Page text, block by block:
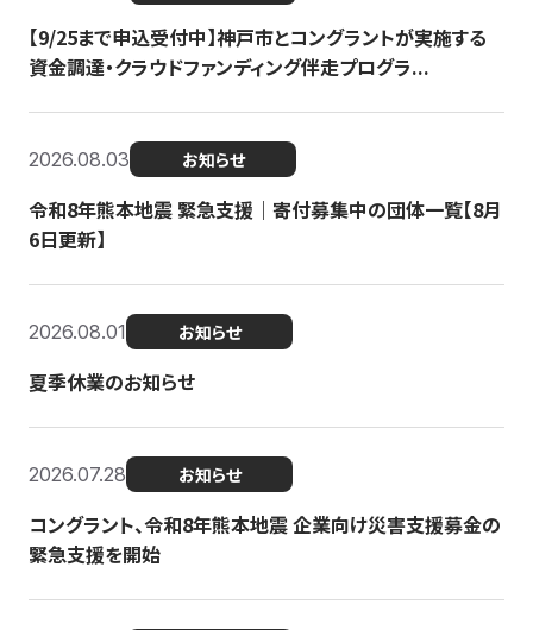
【9/25まで申込受付中】神戸市とコングラントが実施する
資金調達・クラウドファンディング伴走プログラ...
2026.08.03 お知らせ
令和8年熊本地震 緊急支援｜寄付募集中の団体一覧【8月
6日更新】
2026.08.01 お知らせ
夏季休業のお知らせ
2026.07.28 お知らせ
コングラント、令和8年熊本地震 企業向け災害支援募金の
緊急支援を開始